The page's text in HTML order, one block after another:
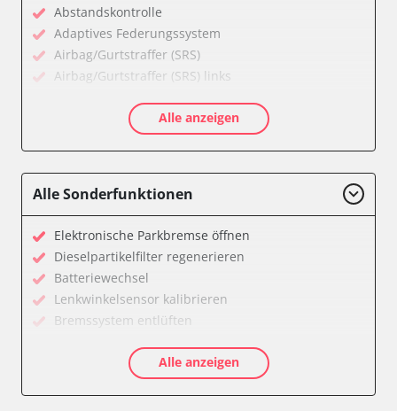
Abstandskontrolle
Adaptives Federungssystem
Airbag/Gurtstraffer (SRS)
Airbag/Gurtstraffer (SRS) links
Aktiver Kollisionsschutz
Anhängersteuergerät
Batteriemanagement
CD-Wechsler
Command
Dachbedieneinheit (DBE)
Diagnoseschnittstelle (EOBD/OBDII)
Einparkhilfe
Elektronische Zündanlage
Elektronisches Stabilitätsprogramm (ESP)
Elektronisches Wählhebel-Modul (EWM)
Alle anzeigen
Alle Sonderfunktionen
Elektronische Parkbremse öffnen
Dieselpartikelfilter regenerieren
Batteriewechsel
Lenkwinkelsensor kalibrieren
Bremssystem entlüften
Luftmassenmesser anlernen
Elektronische Parkbremse kalibrieren
Alle anzeigen